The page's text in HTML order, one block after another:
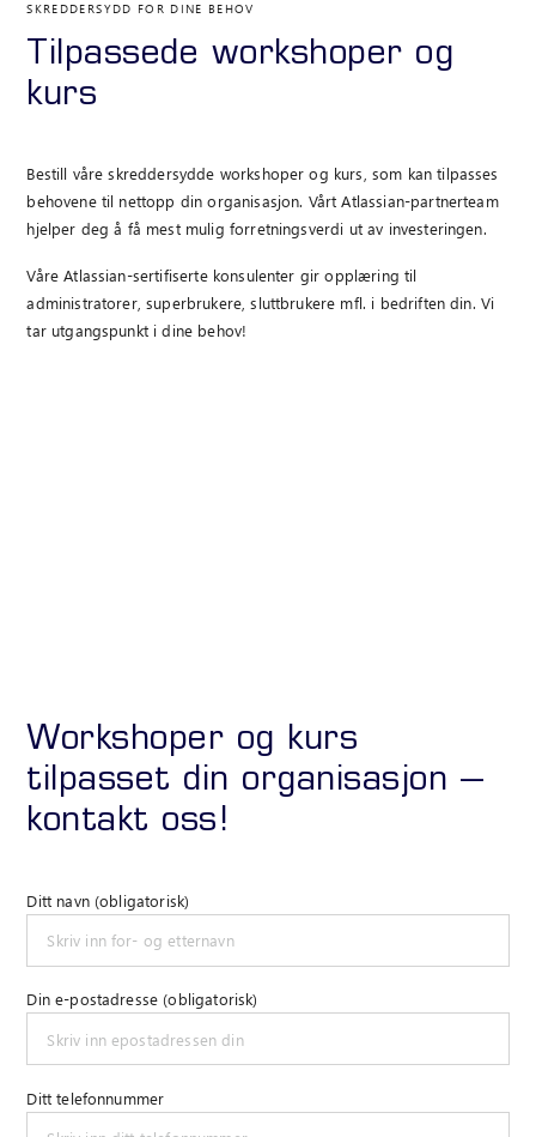
SKREDDERSYDD FOR DINE BEHOV
Tilpassede workshoper og
kurs
Bestill våre skreddersydde workshoper og kurs, som kan tilpasses
behovene til nettopp din organisasjon. Vårt Atlassian-partnerteam
hjelper deg å få mest mulig forretningsverdi ut av investeringen.
Våre Atlassian-sertifiserte konsulenter gir opplæring til
administratorer, superbrukere, sluttbrukere mfl. i bedriften din. Vi
tar utgangspunkt i dine behov!
Workshoper og kurs
tilpasset din organisasjon –
kontakt oss!
Ditt navn (obligatorisk)
Din e-postadresse (obligatorisk)
Ditt telefonnummer